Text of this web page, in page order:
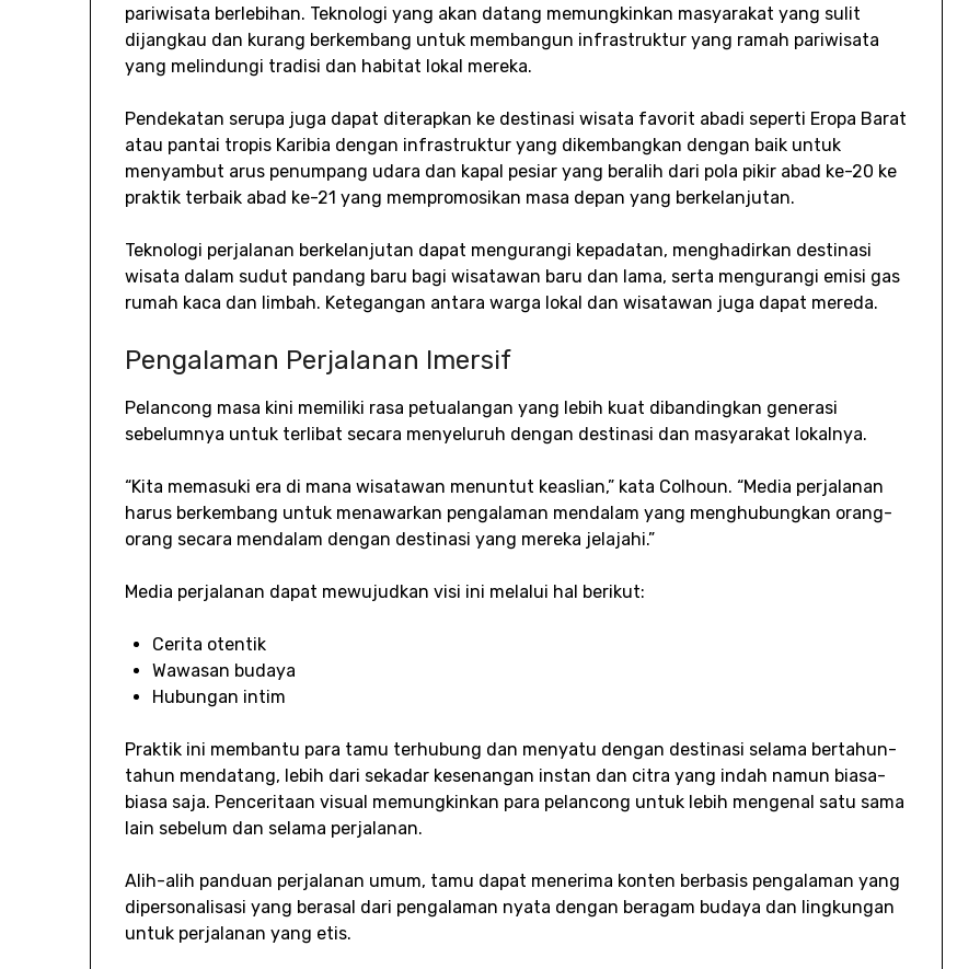
pariwisata berlebihan. Teknologi yang akan datang memungkinkan masyarakat yang sulit
dijangkau dan kurang berkembang untuk membangun infrastruktur yang ramah pariwisata
yang melindungi tradisi dan habitat lokal mereka.
Pendekatan serupa juga dapat diterapkan ke destinasi wisata favorit abadi seperti Eropa Barat
atau pantai tropis Karibia dengan infrastruktur yang dikembangkan dengan baik untuk
menyambut arus penumpang udara dan kapal pesiar yang beralih dari pola pikir abad ke-20 ke
praktik terbaik abad ke-21 yang mempromosikan masa depan yang berkelanjutan.
Teknologi perjalanan berkelanjutan dapat mengurangi kepadatan, menghadirkan destinasi
wisata dalam sudut pandang baru bagi wisatawan baru dan lama, serta mengurangi emisi gas
rumah kaca dan limbah. Ketegangan antara warga lokal dan wisatawan juga dapat mereda.
Pengalaman Perjalanan Imersif
Pelancong masa kini memiliki rasa petualangan yang lebih kuat dibandingkan generasi
sebelumnya untuk terlibat secara menyeluruh dengan destinasi dan masyarakat lokalnya.
“Kita memasuki era di mana wisatawan menuntut keaslian,” kata Colhoun. “Media perjalanan
harus berkembang untuk menawarkan pengalaman mendalam yang menghubungkan orang-
orang secara mendalam dengan destinasi yang mereka jelajahi.”
Media perjalanan dapat mewujudkan visi ini melalui hal berikut:
Cerita otentik
Wawasan budaya
Hubungan intim
Praktik ini membantu para tamu terhubung dan menyatu dengan destinasi selama bertahun-
tahun mendatang, lebih dari sekadar kesenangan instan dan citra yang indah namun biasa-
biasa saja. Penceritaan visual memungkinkan para pelancong untuk lebih mengenal satu sama
lain sebelum dan selama perjalanan.
Alih-alih panduan perjalanan umum, tamu dapat menerima konten berbasis pengalaman yang
dipersonalisasi yang berasal dari pengalaman nyata dengan beragam budaya dan lingkungan
untuk perjalanan yang etis.